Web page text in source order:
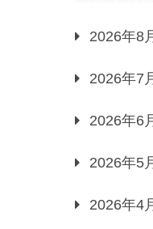
2026年8
2026年7
2026年6
2026年5
2026年4